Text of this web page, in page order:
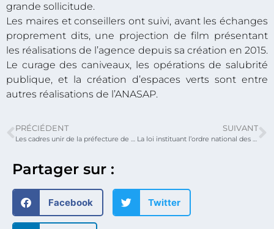
Partager sur :
Facebook Twitter
grande sollicitude.
Les maires et conseillers ont suivi, avant les échanges
proprement dits, une projection de film présentant
les réalisations de l’agence depuis sa création en 2015.
Le curage des caniveaux, les opérations de salubrité
publique, et la création d’espaces verts sont entre
autres réalisations de l’ANASAP.
PRÉCIÉDENT
Les cadres unir de la préfecture de Tchaoudjo offrent du matériel de travail aux couturières et coiffeurs de la localité au nom du président Faure Gnassingbé.
SUIVANT
La loi instituant l’ordre national des ingénieurs du Togo(ONIT) est votée par les députés à l’assemblée nationale ce lundi 09 mars 2020